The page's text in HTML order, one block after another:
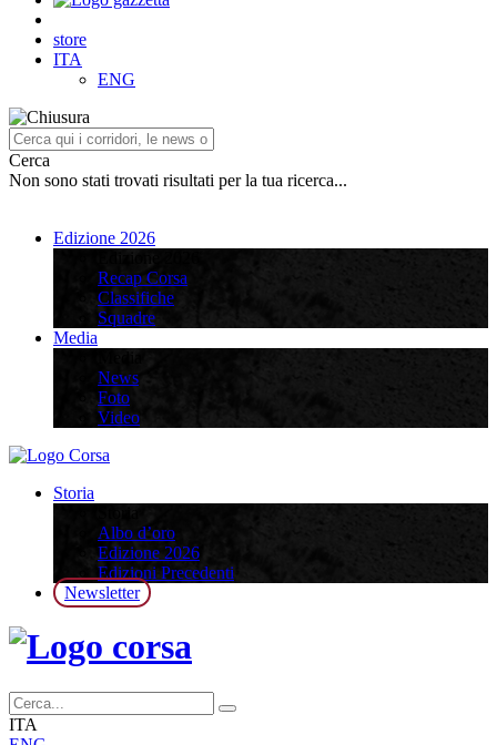
store
ITA
ENG
Cerca
Non sono stati trovati risultati per la tua ricerca...
Edizione 2026
Recap Corsa
Classifiche
Squadre
Media
News
Foto
Video
Storia
Albo d’oro
Edizione 2026
Edizioni Precedenti
Newsletter
ITA